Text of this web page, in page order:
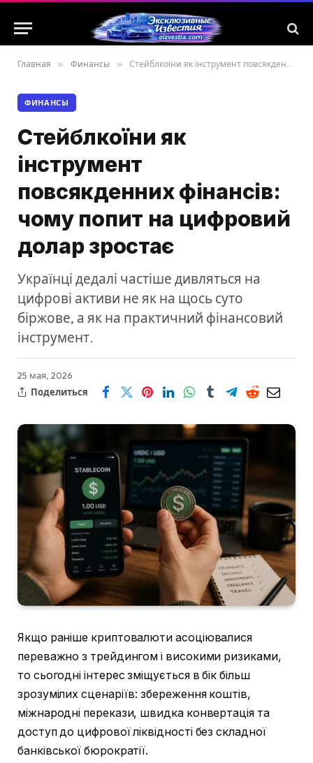
Главная » Финансы » Стейблкоїни як інструмент повсякденних фінансів: чому попит на цифровий долар зростає
ФИНАНСЫ
Стейблкоїни як
інструмент
повсякденних фінансів:
чому попит на цифровий
долар зростає
Українці дедалі частіше дивляться на
цифрові активи не як на щось суто
біржове, а як на практичний фінансовий
інструмент.
25 мая, 2026
Поделиться
Якщо раніше криптовалюти асоціювалися
переважно з трейдингом і високими ризиками,
то сьогодні інтерес зміщується в бік більш
зрозумілих сценаріїв: збереження коштів,
міжнародні перекази, швидка конвертація та
доступ до цифрової ліквідності без складної
банківської бюрократії.